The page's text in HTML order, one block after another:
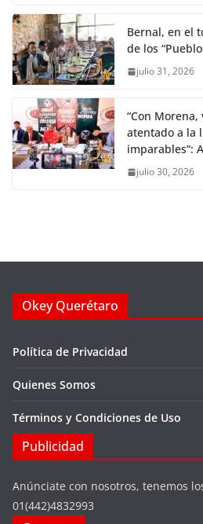
Bernal, en el
de los
julio 31, 2026
“Con
atentado a la
imparables”:
julio 30, 2026
Okey Querétaro
Política de Privacidad
Quienes Somos
Términos y Condiciones de Uso
Publicidad
Anúnciate con nosotros, tenemos
01(442)4832993